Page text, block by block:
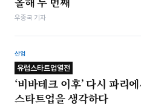
우종국 기자
산업
유럽스타트업열전
‘비바테크 이후’ 다시 파리
스타트업을 생각하다